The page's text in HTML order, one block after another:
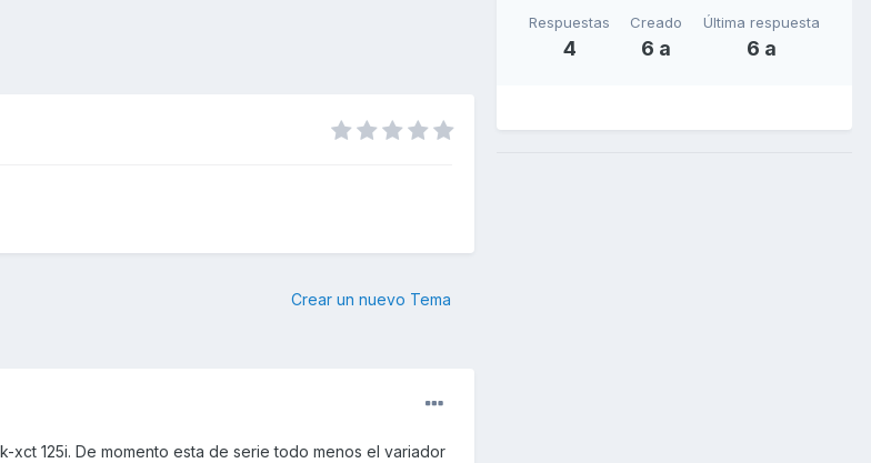
Crear un nuevo Tema
125i. De momento esta de serie todo menos el variador
Respuestas
4
Creado
6 a
Última respuesta
6 a